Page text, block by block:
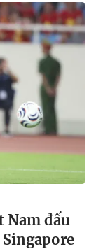
Nam đấu